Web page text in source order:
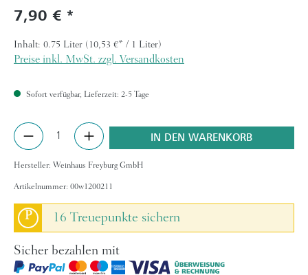
Regulärer Preis:
7,90 €
Inhalt: 0.75 Liter (10,53 €* / 1 Liter)
Preise inkl. MwSt. zzgl. Versandkosten
Sofort verfügbar, Lieferzeit: 2-5 Tage
Produkt Anzahl: Gib den gewünschten Wert
IN DEN WARENKORB
Hersteller: Weinhaus Freyburg GmbH
Artikelnummer: 00w1200211
P 16 Treuepunkte sichern
Sicher bezahlen mit